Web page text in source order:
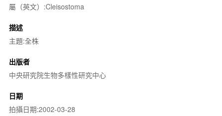
屬（英文）:Cleisostoma
描述
主題:全株
出版者
中央研究院生物多樣性研究中心
日期
拍攝日期:2002-03-28